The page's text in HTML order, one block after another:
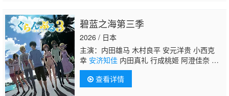
碧蓝之海第三季
2026 / 日本
主演：内田雄马 木村良平 安元洋贵 小西克
幸 安济知佳内田真礼 行成桃姬 阿澄佳奈 山
根绮 江口拓也 榎木淳弥 花江夏树 罗伯特·沃
特曼 福山润 诸星堇 青山吉能 川田绅司 水树
奈奈 市道真央 大原沙耶香 濑户麻沙美 洲崎绫
查看详情